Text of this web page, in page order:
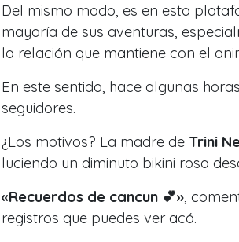
Del mismo modo, es en esta
mayoría de sus aventuras,
la relación que mantiene con el
En este sentido, hace algunas horas,
seguidores.
¿Los motivos? La madre de Trini
luciendo un diminuto bikini rosa
«Recuerdos de cancun 💕» ,
registros que puedes ver acá.